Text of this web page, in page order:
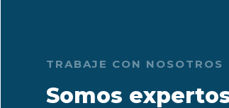
TRABAJE CON NOSOTROS
Somos